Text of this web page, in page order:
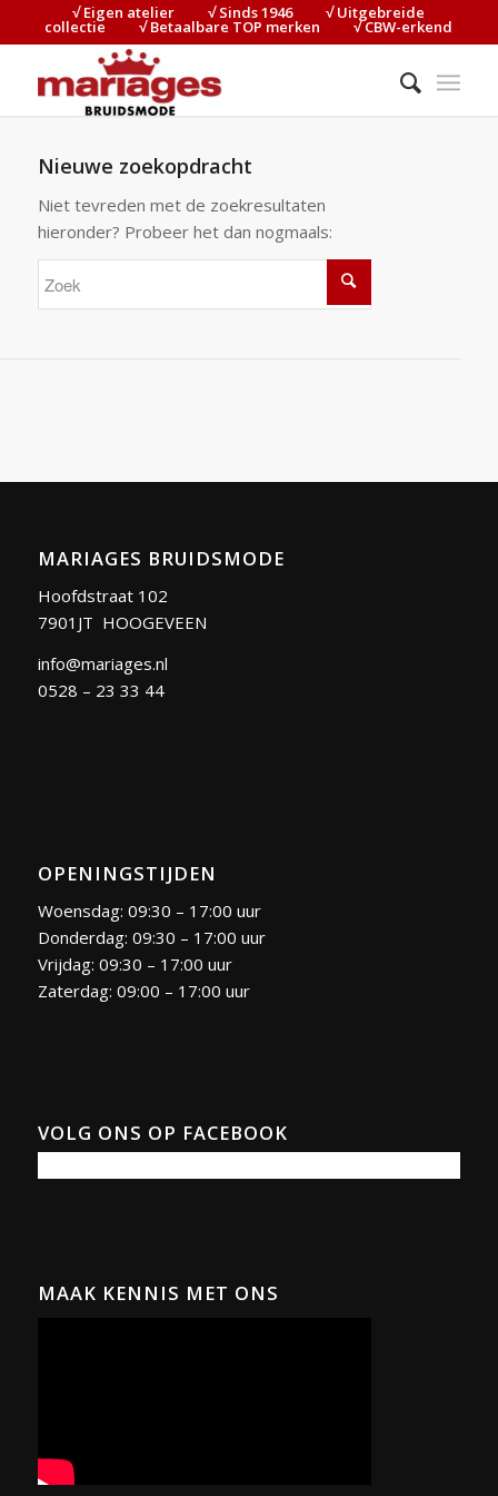
√ Eigen atelier⠀⠀⠀√ Sinds 1946⠀⠀⠀√ Uitgebreide
collectie⠀⠀⠀√ Betaalbare TOP merken⠀⠀⠀√ CBW-erkend
Nieuwe zoekopdracht
Niet tevreden met de zoekresultaten
hieronder? Probeer het dan nogmaals:
MARIAGES BRUIDSMODE
Hoofdstraat 102
7901JT HOOGEVEEN
info@mariages.nl
0528 – 23 33 44
OPENINGSTIJDEN
Woensdag: 09:30 – 17:00 uur
Donderdag: 09:30 – 17:00 uur
Vrijdag: 09:30 – 17:00 uur
Zaterdag: 09:00 – 17:00 uur
VOLG ONS OP FACEBOOK
MAAK KENNIS MET ONS